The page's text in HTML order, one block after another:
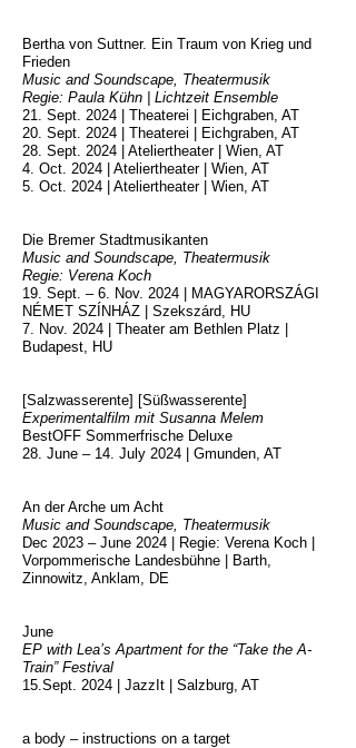
Bertha von Suttner. Ein Traum von Krieg und
Frieden
Music and Soundscape, Theatermusik
Regie: Paula Kühn | Lichtzeit Ensemble
21. Sept. 2024 | Theaterei | Eichgraben, AT
20. Sept. 2024 | Theaterei | Eichgraben, AT
28. Sept. 2024 | Ateliertheater | Wien, AT
4. Oct. 2024 | Ateliertheater | Wien, AT
5. Oct. 2024 | Ateliertheater | Wien, AT
Die Bremer Stadtmusikanten
Music and Soundscape, Theatermusik
Regie: Verena Koch
19. Sept. – 6. Nov. 2024 | MAGYARORSZÁGI
NÉMET SZÍNHÁZ | Szekszárd, HU
7. Nov. 2024 | Theater am Bethlen Platz |
Budapest, HU
[Salzwasserente] [Süßwasserente]
Experimentalfilm mit Susanna Melem
BestOFF Sommerfrische Deluxe
28. June – 14. July 2024 | Gmunden, AT
An der Arche um Acht
Music and Soundscape, Theatermusik
Dec 2023 – June 2024 | Regie: Verena Koch |
Vorpommerische Landesbühne | Barth,
Zinnowitz, Anklam, DE
June
EP with Lea’s Apartment for the “Take the A-
Train” Festival
15.Sept. 2024 | JazzIt | Salzburg, AT
a body – instructions on a target